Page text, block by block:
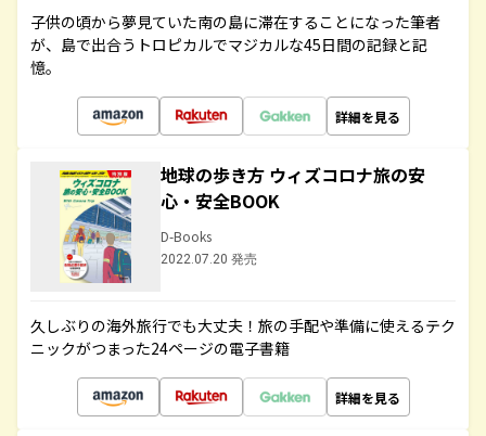
子供の頃から夢見ていた南の島に滞在することになった筆者
が、島で出合うトロピカルでマジカルな45日間の記録と記
憶。
詳細を見る
地球の歩き方 ウィズコロナ旅の安
心・安全BOOK
D-Books
2022.07.20 発売
久しぶりの海外旅行でも大丈夫！旅の手配や準備に使えるテク
ニックがつまった24ページの電子書籍
詳細を見る